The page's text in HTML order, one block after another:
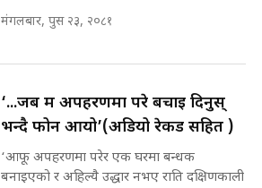
मंगलबार, पुस २३, २०८१
‘...जब म अपहरणमा परे बचाई दिनुस्
भन्दै फोन आयो’(अडियो रेर्कड सहित )
‘आफू अपहरणमा परेर एक घरमा बन्धक
बनाइएको र अहिल्यै उद्धार नभए राति दक्षिणकाली